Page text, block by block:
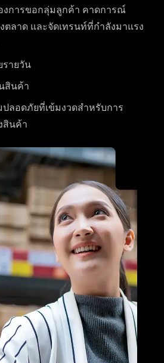
งการขอกลุ่มลูกค้า คาดการณ์
ตลาด และจัดเทรนท์ที่กำลังมาแรง
รายวัน
สินค้า
ปลอดภัยที่เข้มงวดสำหรับการ
สินค้า